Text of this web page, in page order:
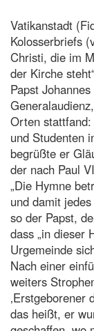
Vatikanstadt
Kolosserbriefs
Christi, die im
der Kirche
Papst
Orten
und Studenten
begrüßte er
der nach Paul
„Die Hymne
und damit
so der Papst,
dass „in dieser
Urgemeinde
Nach einer
weiters
‚Erstgeborener
das heißt, er